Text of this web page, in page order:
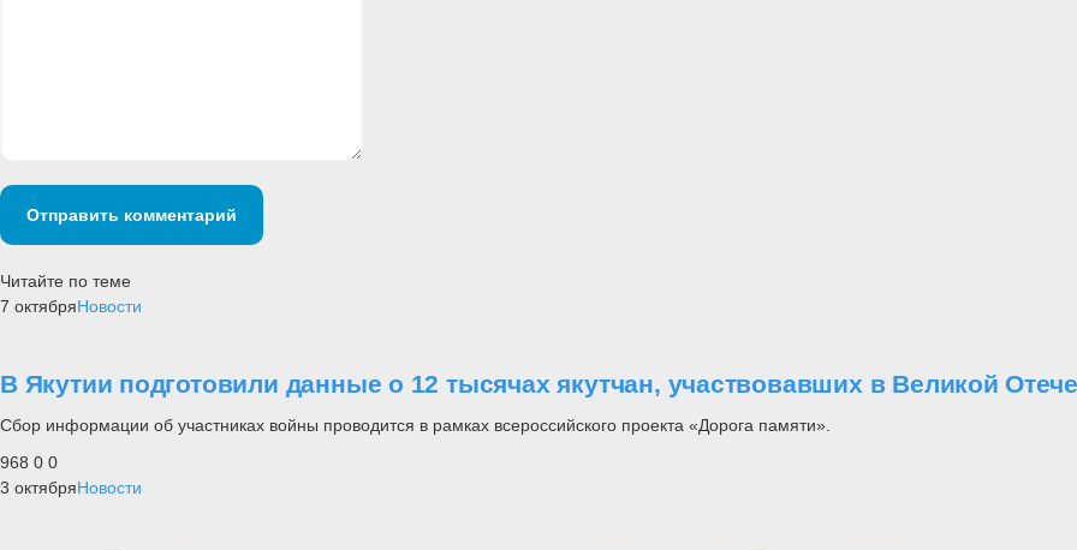
Отправить комментарий
Читайте по теме
7 октябряНовости
В Якутии подготовили данные о 12 тысячах якутчан, участвовавших в Великой
Сбор информации об участниках войны проводится в рамках всероссийского проекта «Дорога памяти».
968 0 0
3 октябряНовости